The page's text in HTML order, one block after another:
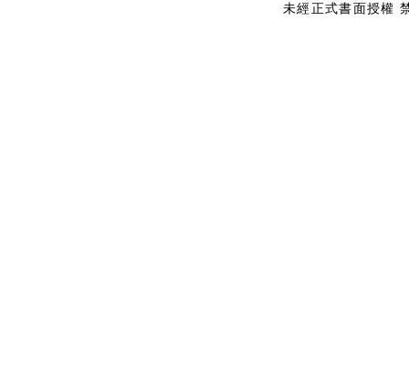
未經正式書面授權